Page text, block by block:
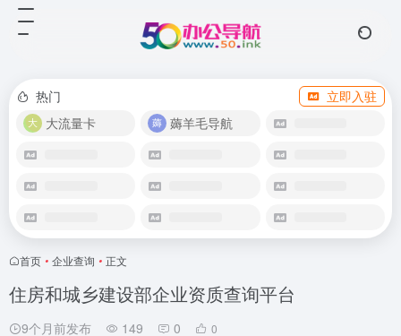
热门
立即入驻
大流量卡
薅羊毛导航
首页 • 企业查询 • 正文
住房和城乡建设部企业资质查询平台
9个月前发布 149 0 0